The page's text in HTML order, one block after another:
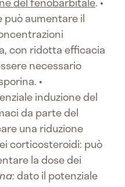
aumentare il
con ridotta efficacia
necessario
•
induzione del
da parte del
una riduzione
corticosteroidi: può
la dose dei
: dato il potenziale